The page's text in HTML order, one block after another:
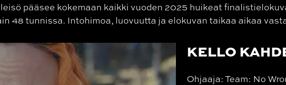
pääsee kokemaan kaikki vuoden 2025 huikeat
48 tunnissa. Intohimoa, luovuutta ja elokuvan taikaa aikaa
KELLO
Ohjaaja: Team: No